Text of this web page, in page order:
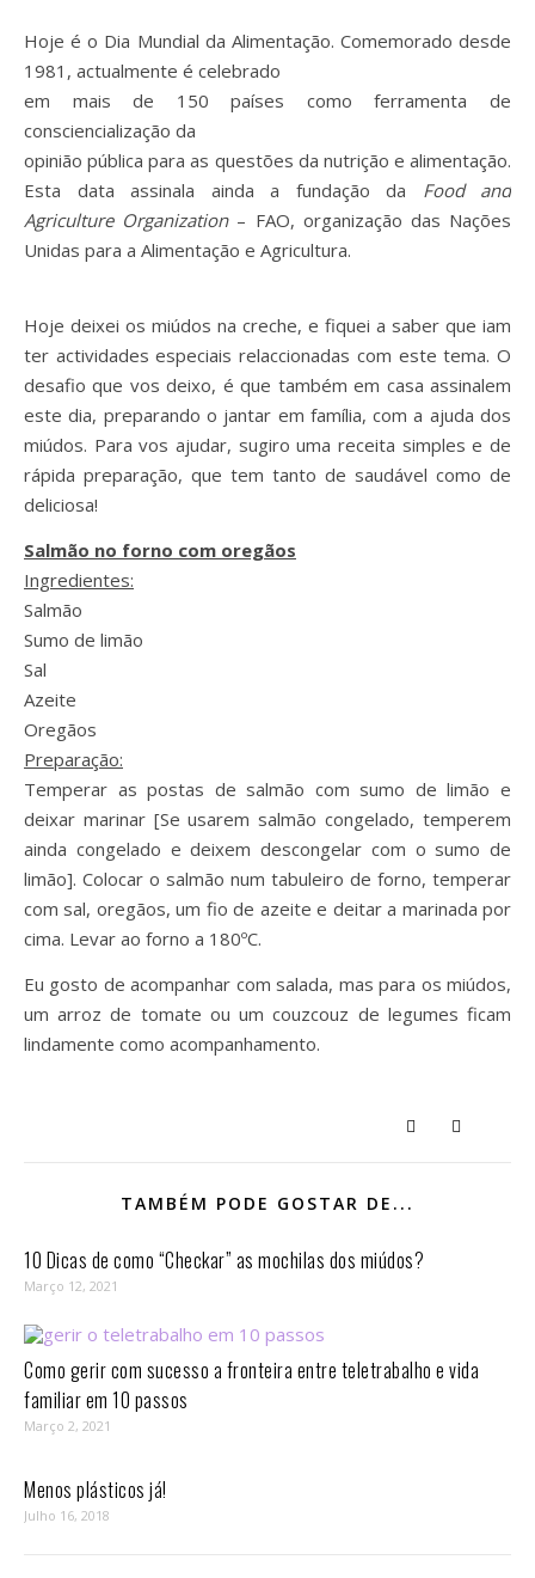
Hoje é o Dia Mundial da Alimentação. Comemorado desde
1981, actualmente é celebrado
em mais de 150 países como ferramenta de
consciencialização da
opinião pública para as questões da nutrição e alimentação.
Esta data assinala ainda a fundação da Food and
Agriculture Organization– FAO, organização das Nações
Unidas para a Alimentação e Agricultura.
Hoje deixei os miúdos na creche, e fiquei a saber que iam
ter actividades especiais relaccionadas com este tema. O
desafio que vos deixo, é que também em casa assinalem
este dia, preparando o jantar em família, com a ajuda dos
miúdos. Para vos ajudar, sugiro uma receita simples e de
rápida preparação, que tem tanto de saudável como de
deliciosa!
Salmão no forno com oregãos
Ingredientes:
Salmão
Sumo de limão
Sal
Azeite
Oregãos
Preparação:
Temperar as postas de salmão com sumo de limão e
deixar marinar [Se usarem salmão congelado, temperem
ainda congelado e deixem descongelar com o sumo de
limão]. Colocar o salmão num tabuleiro de forno, temperar
com sal, oregãos, um fio de azeite e deitar a marinada por
cima. Levar ao forno a 180ºC.
Eu gosto de acompanhar com salada, mas para os miúdos,
um arroz de tomate ou um couzcouz de legumes ficam
lindamente como acompanhamento.
TAMBÉM PODE GOSTAR DE...
10 Dicas de como “Checkar” as mochilas dos miúdos?
Março 12, 2021
Como gerir com sucesso a fronteira entre teletrabalho e vida
familiar em 10 passos⁣
Março 2, 2021
Menos plásticos já!
Julho 16, 2018